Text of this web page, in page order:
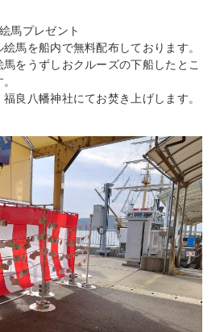
馬プレゼント
馬を船内で無料配布しております。
をうずしおクルーズの下船したとこ
良八幡神社にてお焚き上げします。